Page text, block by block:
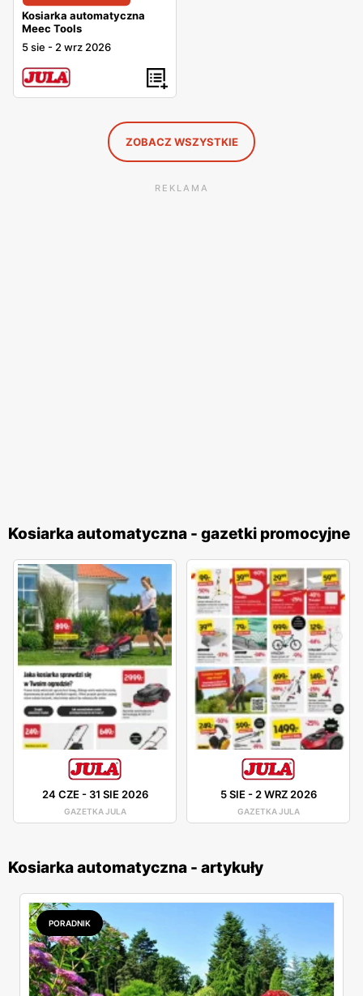
Kosiarka automatyczna
Meec Tools
5 sie - 2 wrz 2026
ZOBACZ WSZYSTKIE
REKLAMA
Kosiarka automatyczna - gazetki promocyjne
24 CZE - 31 SIE 2026
GAZETKA JULA
5 SIE - 2 WRZ 2026
GAZETKA JULA
Kosiarka automatyczna - artykuły
PORADNIK